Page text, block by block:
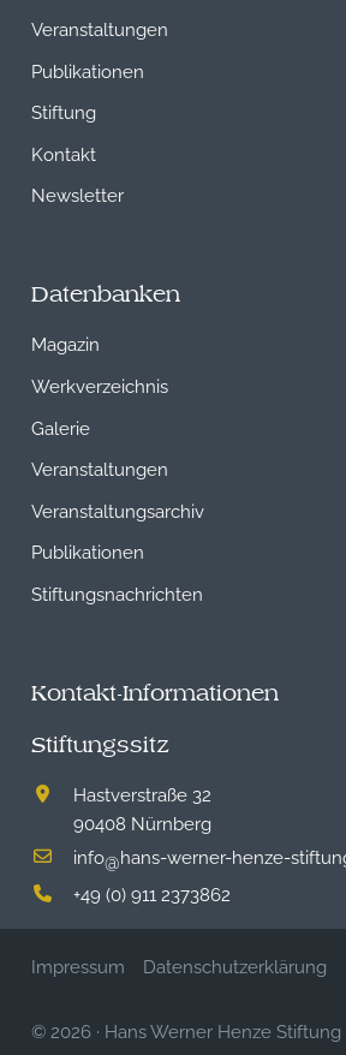
Veranstaltungen
Publikationen
Stiftung
Kontakt
Newsletter
Datenbanken
Magazin
Werkverzeichnis
Galerie
Veranstaltungen
Veranstaltungsarchiv
Publikationen
Stiftungsnachrichten
Kontakt-Informationen
Stiftungssitz
Hastverstraße 32
90408 Nürnberg
info@hans-werner-henze-
+49 (0) 911 2373862
Impressum Datenschutzerklärung
© 2026 · Hans Werner Henze Stiftung